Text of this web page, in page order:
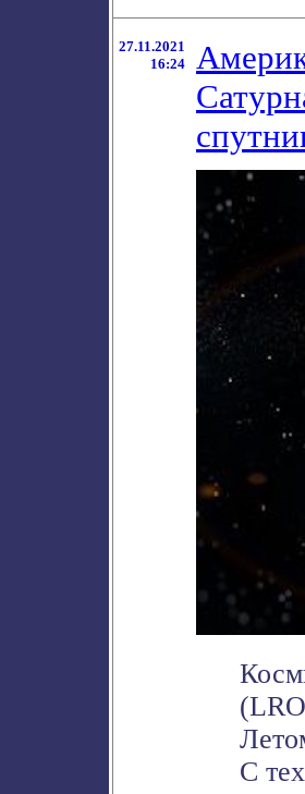
27.11.2021
16:24
С